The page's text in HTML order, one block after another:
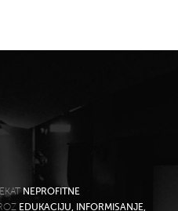
NEPROFITNE
EDUKACIJU, INFORMISANJE,